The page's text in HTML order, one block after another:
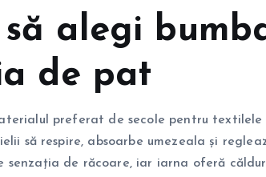
să alegi
de pat
preferat de secole pentru
să respire, absoarbe umezeala și
senzația de răcoare, iar iarna oferă